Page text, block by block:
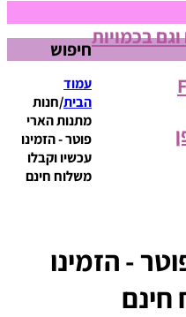
בכמויות
חיפוש
עמוד
הבית/חנות
מתנות הארי
פוטר - הזמינו
עכשיו וקבלו
משלוח חינם
- הזמינו
חינם